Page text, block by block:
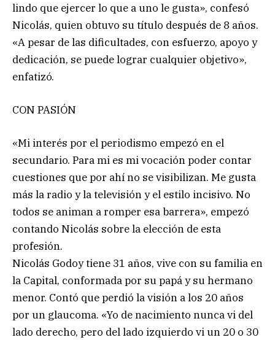
lindo que ejercer lo que a uno le gusta», confesó
Nicolás, quien obtuvo su título después de 8 años.
«A pesar de las dificultades, con esfuerzo, apoyo y
dedicación, se puede lograr cualquier objetivo»,
enfatizó.
CON PASIÓN
«Mi interés por el periodismo empezó en el
secundario. Para mi es mi vocación poder contar
cuestiones que por ahí no se visibilizan. Me gusta
más la radio y la televisión y el estilo incisivo. No
todos se animan a romper esa barrera», empezó
contando Nicolás sobre la elección de esta
profesión.
Nicolás Godoy tiene 31 años, vive con su familia en
la Capital, conformada por su papá y su hermano
menor. Contó que perdió la visión a los 20 años
por un glaucoma. «Yo de nacimiento nunca vi del
lado derecho, pero del lado izquierdo vi un 20 o 30